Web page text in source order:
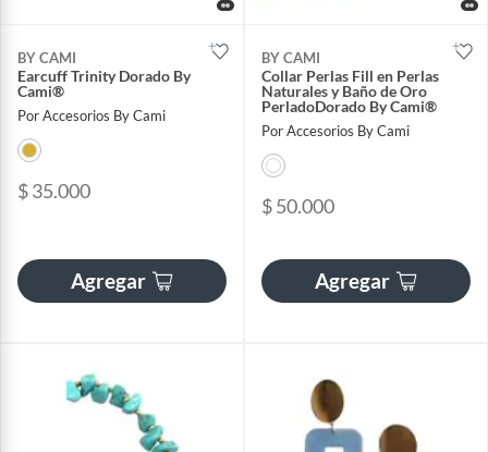
BY CAMI
Earcuff Trinity Dorado By
Cami®
Por Accesorios By Cami
$ 35.000
Agregar
BY CAMI
Collar Perlas Fill en Perlas
Naturales y Baño de Oro
PerladoDorado By Cami®
Por Accesorios By Cami
$ 50.000
Agregar